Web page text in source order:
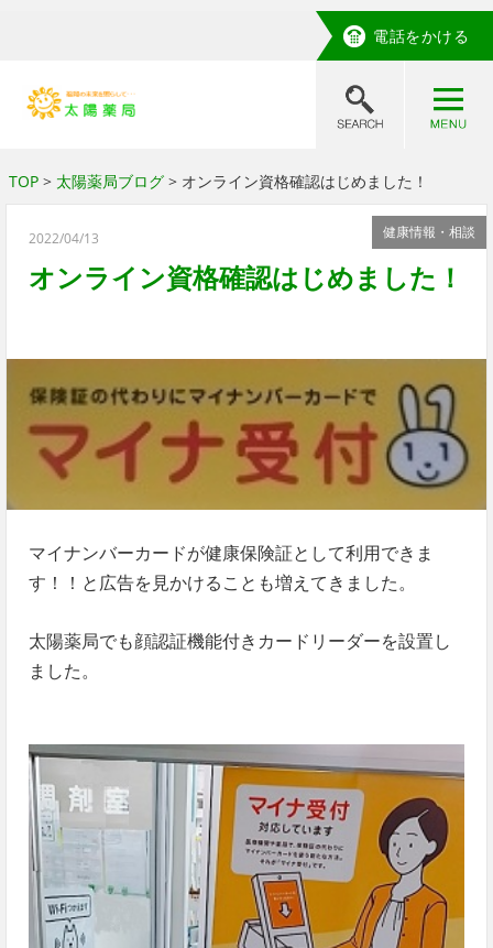
電話をかける
TOP> 太陽薬局ブログ> オンライン資格確認はじめました！
健康情報・相談
2022/04/13
オンライン資格確認はじめました！
マイナンバーカードが健康保険証として利用できま
す！！と広告を見かけることも増えてきました。
太陽薬局でも顔認証機能付きカードリーダーを設置し
ました。